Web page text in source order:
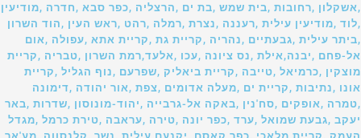
,אשקלון ,רחובות ,בית שמש ,בת ים ,הרצליה ,כפר סבא ,חדרה ,מודיעין
,לוד ,מודיעין עילית ,רעננה ,נצרת ,רמלה ,רהט ,ראש העין ,הוד השרון
,ביתר עילית ,גבעתיים ,נהריה ,קריית גת ,קריית אתא ,עפולה ,אום
אל-פחם ,יבנה,אילת ,נס ציונה ,עכו ,אלעד,רמת השרון ,טבריה ,קריית
מוצקין ,כרמיאל ,טייבה ,קריית ביאליק ,שפרעם ,נוף הגליל ,קריית
אונו ,נתיבות ,קריית ים ,מעלה אדומים ,צפת ,אור יהודה ,דימונה
,טמרה ,אופקים ,סח'נין ,באקה אל-גרבייה ,יהוד-מונוסון ,שדרות ,באר
יעקב ,גבעת שמואל ,ערד ,כפר יונה ,טירה ,עראבה ,טירת כרמל ,מגדל